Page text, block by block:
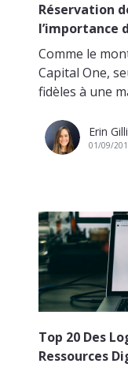
Réservation
l’importance
Comme le
Capital One,
fidèles à une
Erin
01/09/
Top 20 Des
Ressources